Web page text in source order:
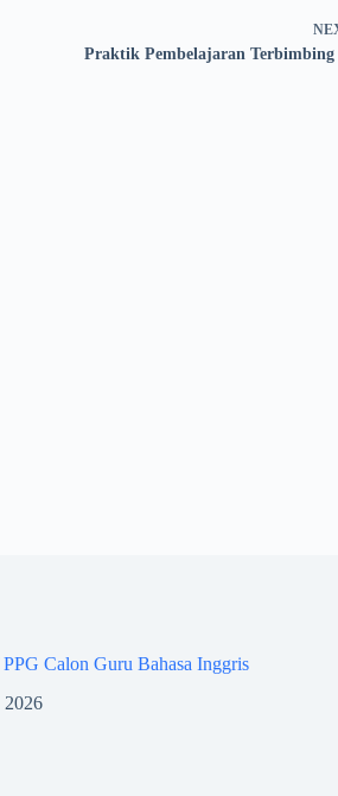
Praktik Pembelajaran Terbimbing
PPG Calon Guru Bahasa Inggris
2026